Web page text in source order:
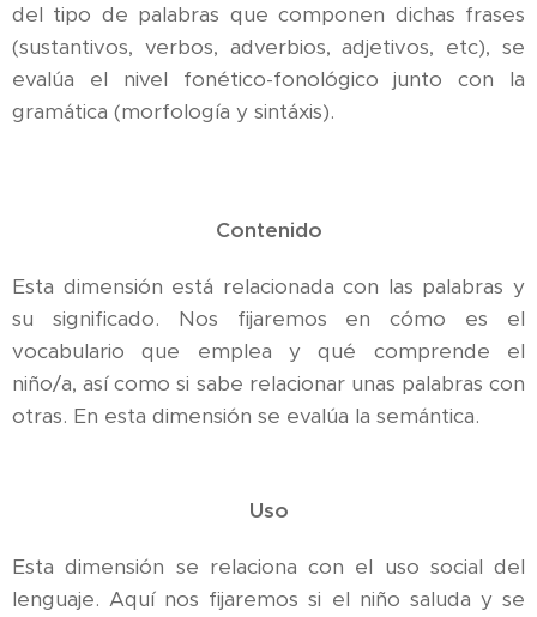
del tipo de palabras que componen dichas frases
(sustantivos, verbos, adverbios, adjetivos, etc), se
evalúa el nivel fonético-fonológico junto con la
gramática (morfología y sintáxis).
Contenido
Esta dimensión está relacionada con las palabras y
su significado. Nos fijaremos en cómo es el
vocabulario que emplea y qué comprende el
niño/a, así como si sabe relacionar unas palabras con
otras. En esta dimensión se evalúa la semántica.
Uso
Esta dimensión se relaciona con el uso social del
lenguaje. Aquí nos fijaremos si el niño saluda y se